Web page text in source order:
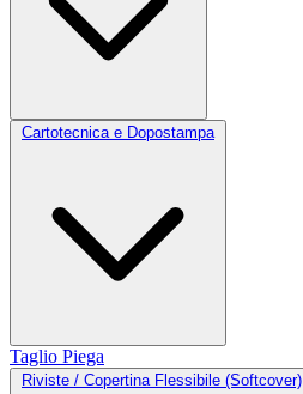
Cartotecnica e Dopostampa
Taglio Piega
Riviste / Copertina Flessibile (Softcover)